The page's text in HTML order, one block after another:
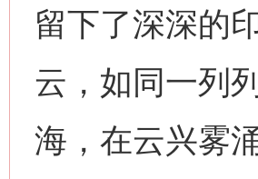
留下了深深的
云，如同一列
海，在云兴雾